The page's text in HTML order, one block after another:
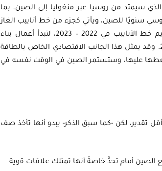
سيمتد من روسيا عبر منغوليا إلى الصين، بما
من الغاز الروسي سنويًا للصين، ويأتي كجزء من خط أنابيب الغاز
الروسي “باور أوف سيبريا 2″، ومن المتوقع استكمال تصميم خط الأنابيب في 2022 – 2023، لتبدأ أعمال بناء
المشروع في 2024، ليتم تشغيل خط الأنابيب في 2027-2028. وقد يمثل هذا الجانب الاقتصادي الخاص بالطاقة
عليها، وستستمر الصين في الوقت نفسه في
أقل تقدير، لكن -كما سبق الذكر- يبدو أنها تأخذ صف
أمام تحدٍّ خاصةً أنها تمتلك علاقات قوية